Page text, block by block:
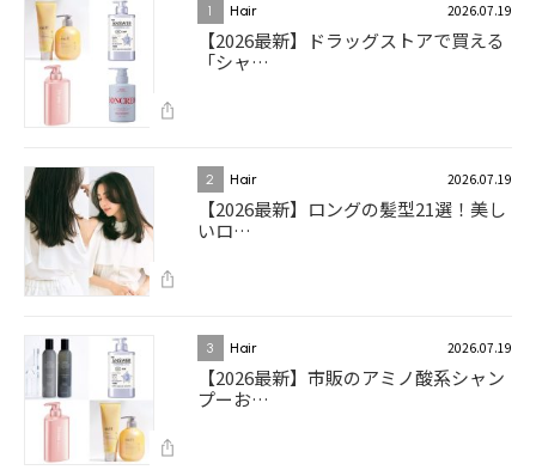
1 Hair 2026.07.19
【2026最新】ドラッグストアで買える
「シャ…
2 Hair 2026.07.19
【2026最新】ロングの髪型21選！美し
いロ…
3 Hair 2026.07.19
【2026最新】市販のアミノ酸系シャン
プーお…